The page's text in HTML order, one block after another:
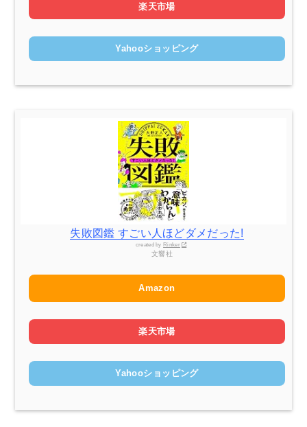
楽天市場
Yahooショッピング
失敗図鑑 すごい人ほどダメだった!
created by Rinker
文響社
Amazon
楽天市場
Yahooショッピング